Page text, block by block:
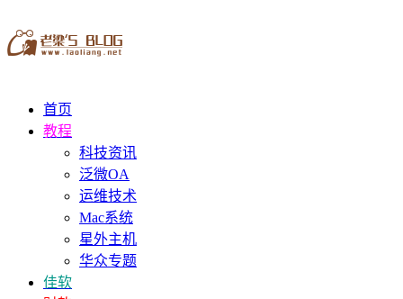
首页
教程
科技资讯
泛微OA
运维技术
Mac系统
星外主机
华众专题
佳软